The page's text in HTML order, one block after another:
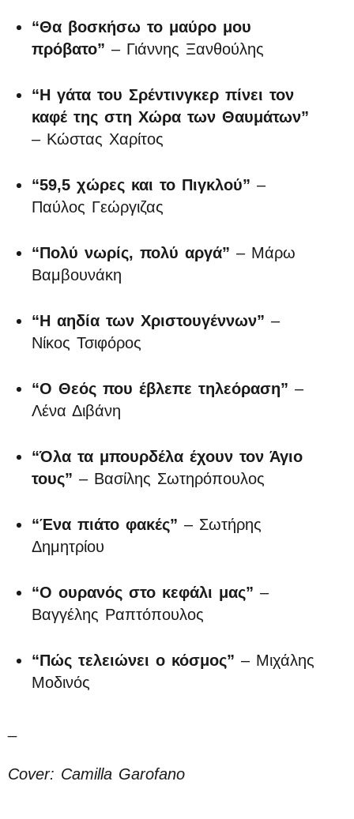
“Θα βοσκήσω το μαύρο μου
πρόβατο” – Γιάννης Ξανθούλης
“Η γάτα του Σρέντινγκερ πίνει τον
καφέ της στη Χώρα των Θαυμάτων”
– Κώστας Χαρίτος
“59,5 χώρες και το Πιγκλού” –
Παύλος Γεώργιζας
“Πολύ νωρίς, πολύ αργά” – Μάρω
Βαμβουνάκη
“Η αηδία των Χριστουγέννων” –
Νίκος Τσιφόρος
“Ο Θεός που έβλεπε τηλεόραση” –
Λένα Διβάνη
“Όλα τα μπουρδέλα έχουν τον Άγιο
τους” – Βασίλης Σωτηρόπουλος
“Ένα πιάτο φακές” – Σωτήρης
Δημητρίου
“Ο ουρανός στο κεφάλι μας” –
Βαγγέλης Ραπτόπουλος
“Πώς τελειώνει ο κόσμος” – Μιχάλης
Μοδινός
Cover: Camilla Garofano